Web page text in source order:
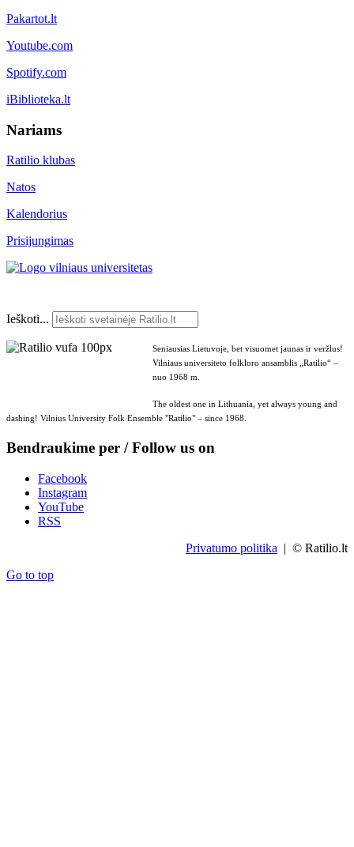
Pakartot.lt
Youtube.com
Spotify.com
iBiblioteka.lt
Nariams
Ratilio klubas
Natos
Kalendorius
Prisijungimas
Ieškoti...
Seniausias Lietuvoje, bet visuomet jaunas ir veržlus!
Vilniaus universiteto folkloro ansamblis „Ratilio“ –
nuo 1968 m.
The oldest one in Lithuania, yet always young and
dashing! Vilnius University Folk Ensemble "Ratilio" – since 1968.
Bendraukime per / Follow us on
Facebook
Instagram
YouTube
RSS
Privatumo politika | © Ratilio.lt
Go to top